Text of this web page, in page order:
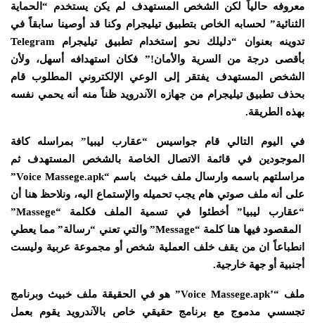
معروفه حالياً لكن الشخص المستهدف لم يكن يستخدم “الحماية
الثنائية” لحسابه الخاص بتطبيق تيليجرام وكنا قد أوصينا سابقاً في
تدوينه بعنوان “
دليلك نحو إستخدام تطبيق تيليجرام Telegram
بأقصى درجة من السرية والأمان!” فكان استهدافه أسهل، ولأن
الشخص المستهدف يفتقر إلى الوعي الإلكتروني المطلوب قام
بحذف تطبيق تيليجرام من جهازه الآندرويد ظناً منه أنه يحمي نفسه
بهذه الطريقة.
في اليوم التالي قام جواسيس “عقارب ليبيا” بمراسله كافة
الموجودين في قائمة الاتصال الخاصة بالشخص المستهدف ثم
مراسلتهم باسمه وارسال ملف خبيث باسم “Voice Massege.apk”
على أنه ملف صوتي هام يجب تحميله والإستماع اليه، ونلاحظ هنا أن
“عقارب ليبيا” أخطئوا في تسمية الملف فكلمة “Massege”
المقصود فيها هنا كلمة “Message” والتي تعني “رسالة” مما يعطي
انطباعاً ان من يقف خلف العملية شخص أو مجموعة عربية وليست
أجنبية أو جهة خارجية.
ملف “’Voice Massege.apk” هو في الحقيقة ملف خبيث وبرنامج
تجسسي مدموج مع برنامج حقيقي خاص بالآندرويد يقوم بعمل